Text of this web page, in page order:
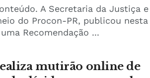
A Secretaria da Justiça e
do Procon-PR, publicou nesta
Recomendação ...
mutirão online de